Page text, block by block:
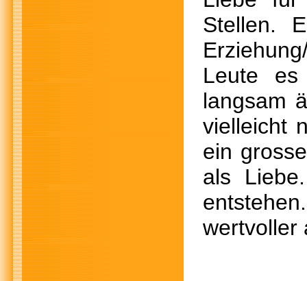
Stellen.
Leute
langsam
vielleicht
ein
als
wertvoller